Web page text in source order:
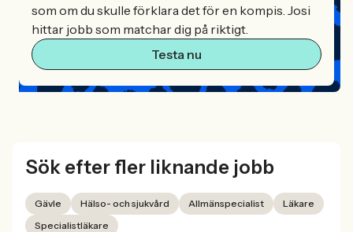
som om du skulle förklara det för en kompis. Josi
hittar jobb som matchar dig på riktigt.
Testa nu
Sök efter fler liknande jobb
Gävle Hälso- och sjukvård Allmänspecialist
Läkare
Specialistläkare